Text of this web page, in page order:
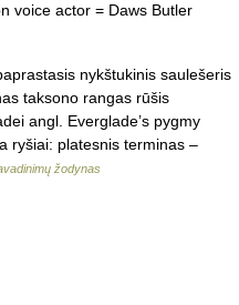
voice actor = Daws Butler
nykštukinis saulešeris
taksono rangas rūšis
angl. Everglade’s pygmy
ryšiai: platesnis terminas –
žodynas